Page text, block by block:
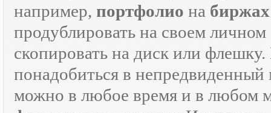
например, портфолио на
продублировать на своем
скопировать на диск или
понадобиться в непредвиденный
можно в любое время и в любом